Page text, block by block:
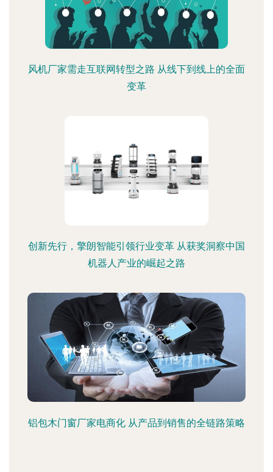
风机厂家需走互联网转型之路 从线下到线上的全面
变革
创新先行，擎朗智能引领行业变革 从获奖洞察中国
机器人产业的崛起之路
铝包木门窗厂家电商化 从产品到销售的全链路策略